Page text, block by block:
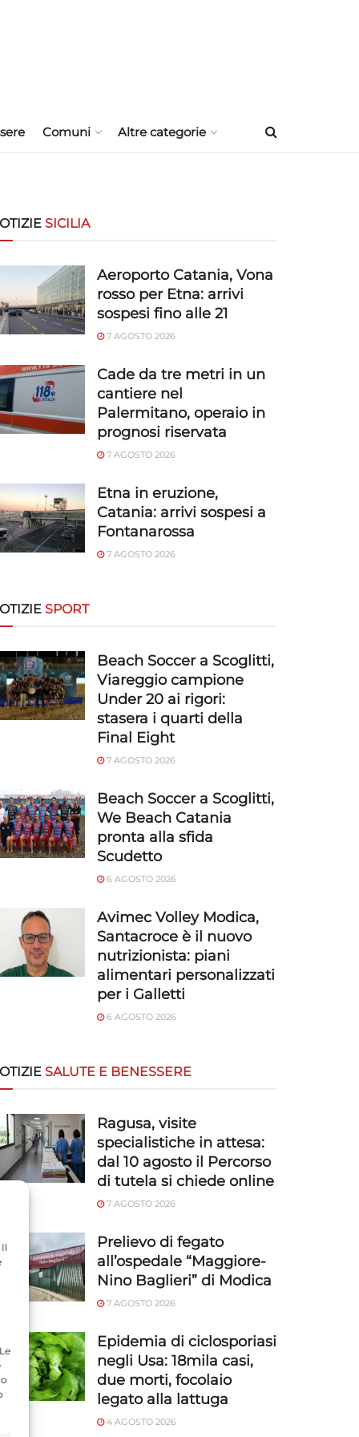
Comuni Altre categorie
SICILIA
Aeroporto Catania, Vona
rosso per Etna: arrivi
sospesi fino alle 21
7 AGOSTO 2026
Cade da tre metri in un
cantiere nel
Palermitano, operaio in
prognosi riservata
7 AGOSTO 2026
Etna in eruzione,
Catania: arrivi sospesi a
Fontanarossa
7 AGOSTO 2026
SPORT
Beach Soccer a Scoglitti,
Viareggio campione
Under 20 ai rigori:
stasera i quarti della
Final Eight
7 AGOSTO 2026
Beach Soccer a Scoglitti,
We Beach Catania
pronta alla sfida
Scudetto
6 AGOSTO 2026
Avimec Volley Modica,
Santacroce è il nuovo
nutrizionista: piani
alimentari personalizzati
per i Galletti
6 AGOSTO 2026
SALUTE E BENESSERE
Ragusa, visite
specialistiche in attesa:
dal 10 agosto il Percorso
di tutela si chiede online
7 AGOSTO 2026
Prelievo di fegato
all’ospedale “Maggiore-
Nino Baglieri” di Modica
7 AGOSTO 2026
Epidemia di ciclosporiasi
negli Usa: 18mila casi,
due morti, focolaio
legato alla lattuga
4 AGOSTO 2026